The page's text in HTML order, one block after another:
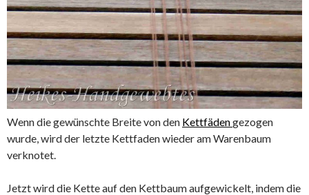
Wenn die gewünschte Breite von den Kettfädengezogen
wurde, wird der letzte Kettfaden wieder am Warenbaum
verknotet.
Jetzt wird die Kette auf den Kettbaum aufgewickelt, indem die